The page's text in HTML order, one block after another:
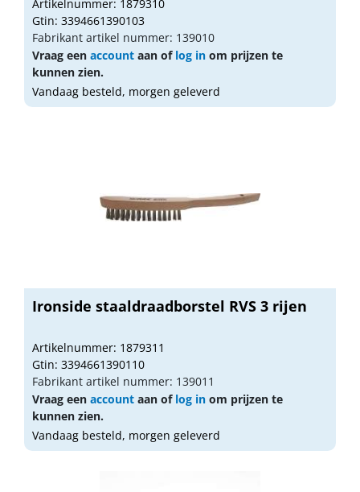
Artikelnummer: 1879310
Gtin: 3394661390103
Fabrikant artikel nummer: 139010
Vraag een account aan of log in om prijzen te
kunnen zien.
Vandaag besteld, morgen geleverd
Ironside staaldraadborstel RVS 3 rijen
Artikelnummer: 1879311
Gtin: 3394661390110
Fabrikant artikel nummer: 139011
Vraag een account aan of log in om prijzen te
kunnen zien.
Vandaag besteld, morgen geleverd